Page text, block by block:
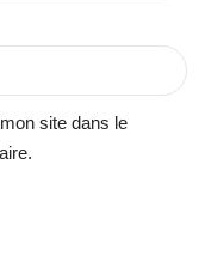
site dans le